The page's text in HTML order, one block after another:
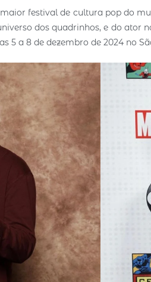
maior festival de cultura pop do
dos quadrinhos, e do ator
5 a 8 de dezembro de 2024 no